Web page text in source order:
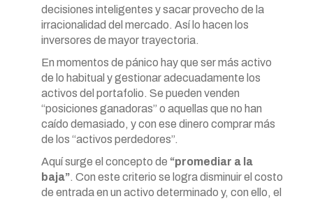
decisiones inteligentes y sacar provecho de la
irracionalidad del mercado. Así lo hacen los
inversores de mayor trayectoria.
En momentos de pánico hay que ser más activo
de lo habitual y gestionar adecuadamente los
activos del portafolio. Se pueden venden
“posiciones ganadoras” o aquellas que no han
caído demasiado, y con ese dinero comprar más
de los “activos perdedores”.
Aquí surge el concepto de “promediar a la
baja”. Con este criterio se logra disminuir el costo
de entrada en un activo determinado y, con ello, el